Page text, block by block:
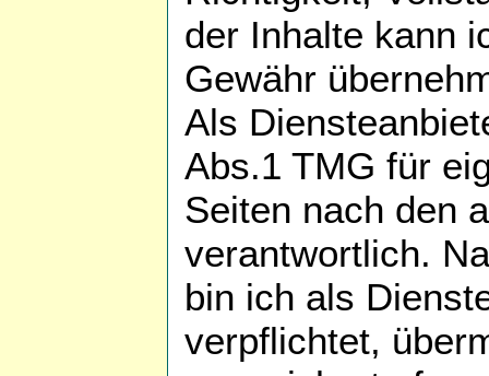
der Inhalte kann
Gewähr
Als
Abs.1 TMG für
Seiten nach den
verantwortlich.
bin ich als
verpflichtet,